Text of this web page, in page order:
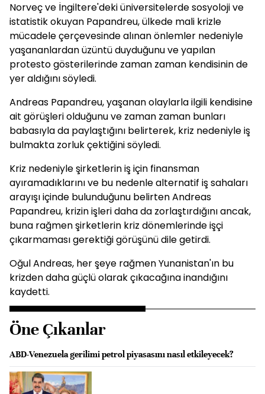
Norveç ve İngiltere'deki üniversitelerde sosyoloji ve
istatistik okuyan Papandreu, ülkede mali krizle
mücadele çerçevesinde alınan önlemler nedeniyle
yaşananlardan üzüntü duyduğunu ve yapılan
protesto gösterilerinde zaman zaman kendisinin de
yer aldığını söyledi.
Andreas Papandreu, yaşanan olaylarla ilgili kendisine
ait görüşleri olduğunu ve zaman zaman bunları
babasıyla da paylaştığını belirterek, kriz nedeniyle iş
bulmakta zorluk çektiğini söyledi.
Kriz nedeniyle şirketlerin iş için finansman
ayıramadıklarını ve bu nedenle alternatif iş sahaları
arayışı içinde bulunduğunu belirten Andreas
Papandreu, krizin işleri daha da zorlaştırdığını ancak,
buna rağmen şirketlerin kriz dönemlerinde işçi
çıkarmaması gerektiği görüşünü dile getirdi.
Oğul Andreas, her şeye rağmen Yunanistan'ın bu
krizden daha güçlü olarak çıkacağına inandığını
kaydetti.
Öne Çıkanlar
ABD-Venezuela gerilimi petrol piyasasını nasıl etkileyecek?